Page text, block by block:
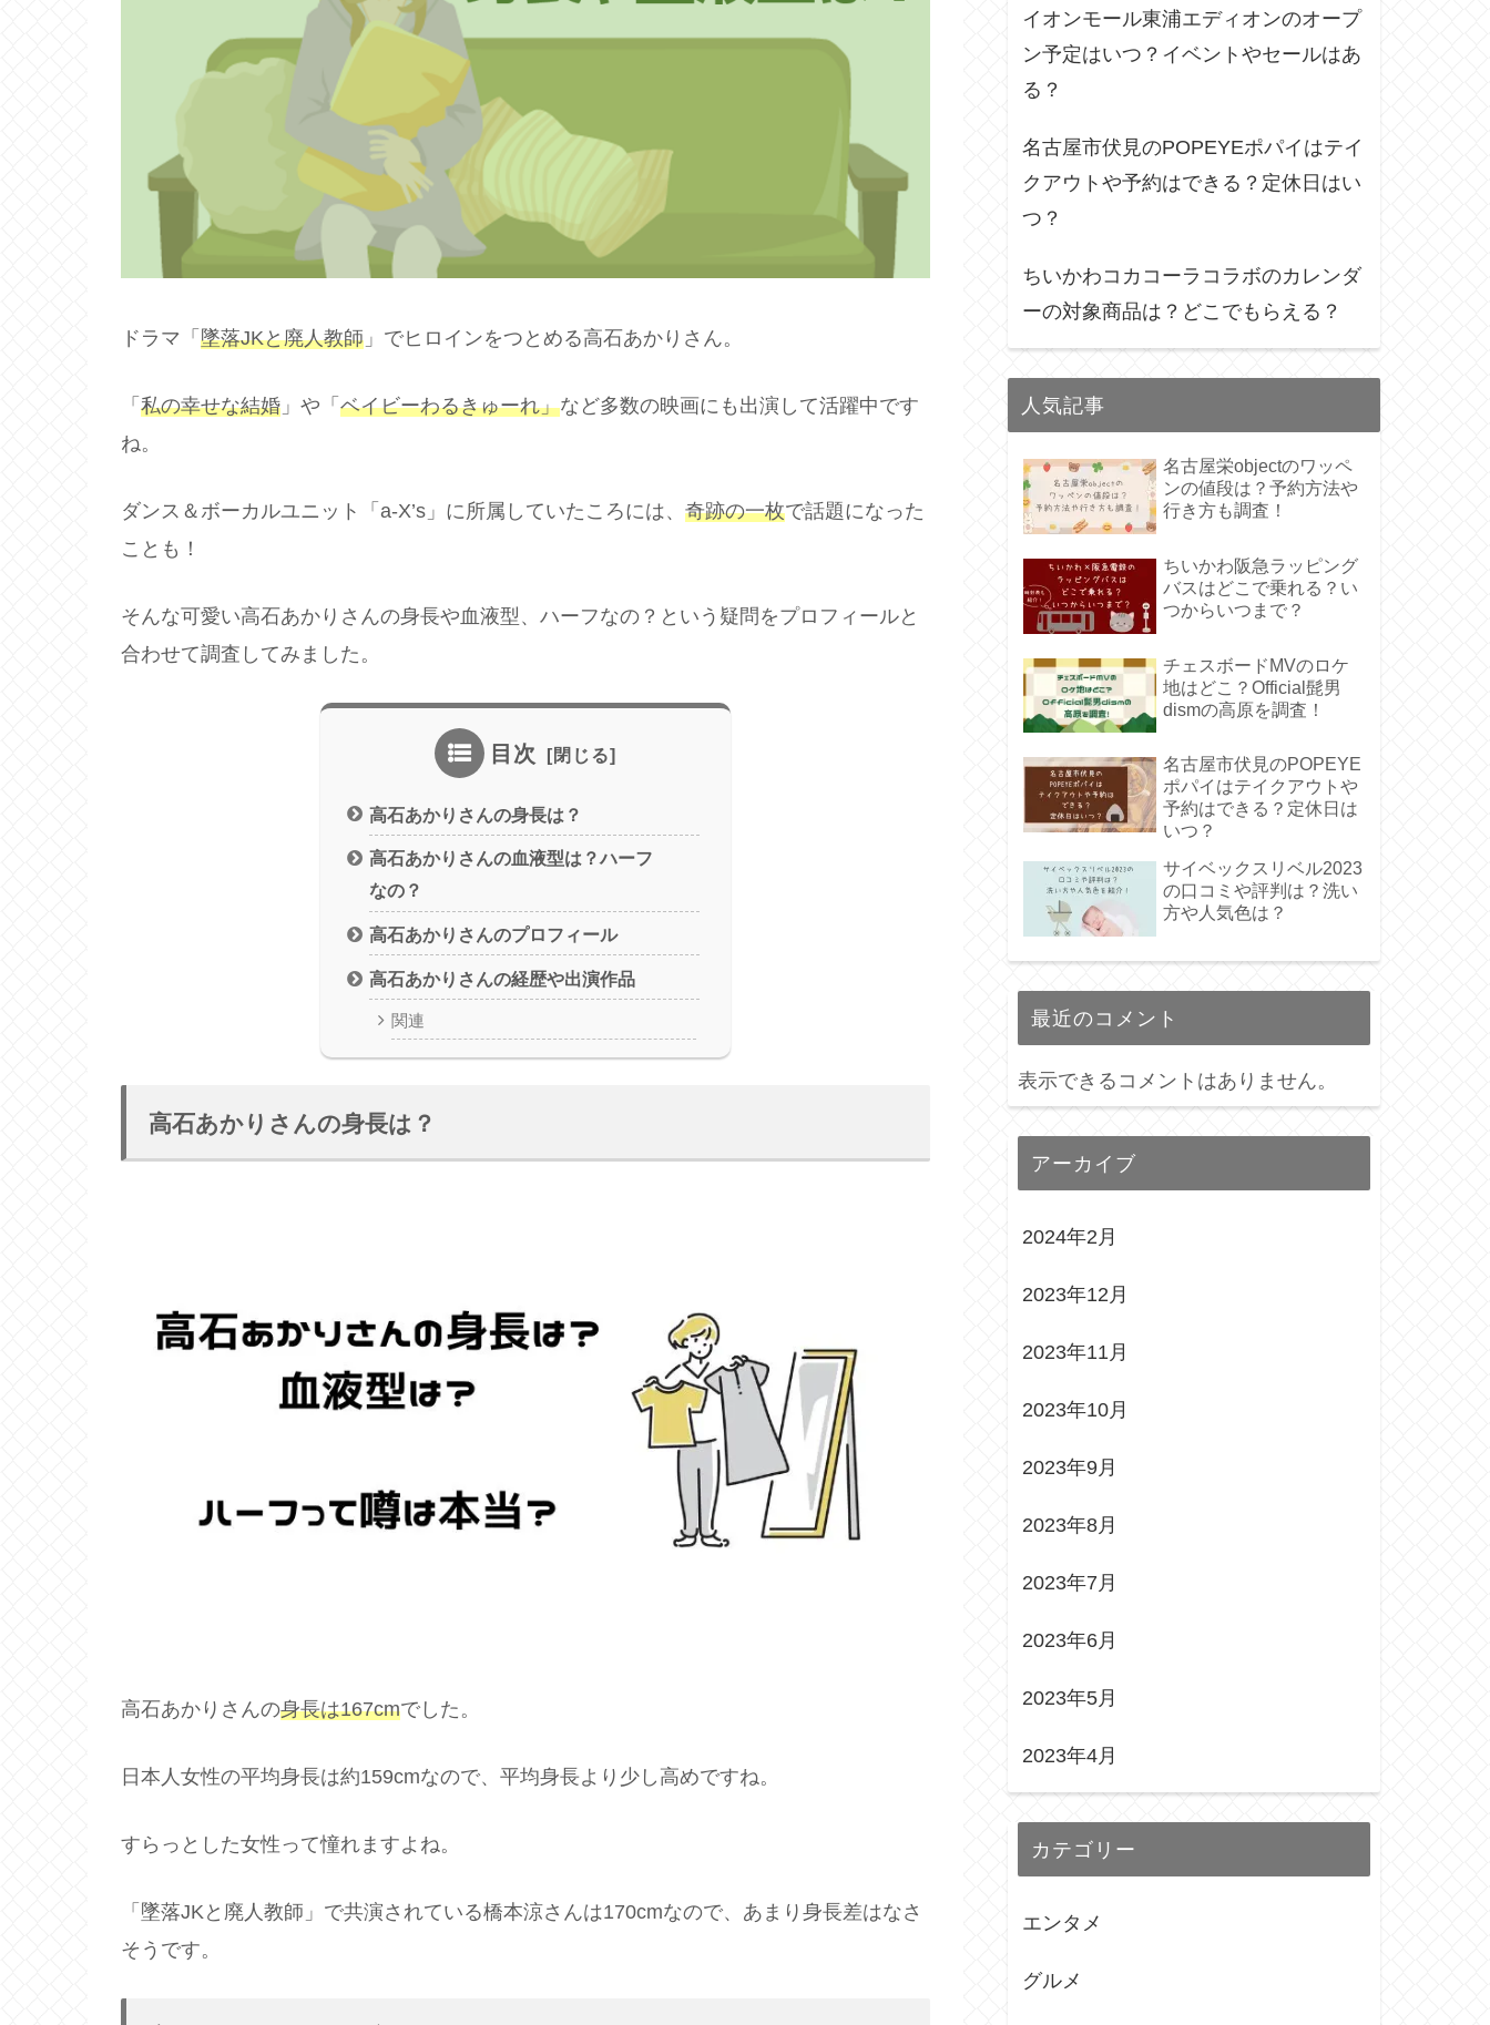
ドラマ「 墜落JKと廃人教師 」でヒロインをつとめる高石あかりさん。
「 私の幸せな結婚 」や「 ベイビーわるきゅーれ」など多数の映画にも出演して活躍中です
ね。
ダンス＆ボーカルユニット「a-X’s」に所属していたころには、 奇跡の一枚で話題になった
ことも！
そんな可愛い高石あかりさんの身長や血液型、ハーフなの？という疑問をプロフィールと
合わせて調査してみました。
目次
高石あかりさんの身長は？
高石あかりさんの血液型は？ハーフ
なの？
高石あかりさんのプロフィール
高石あかりさんの経歴や出演作品
関連
高石あかりさんの身長は？
高石あかりさんの身長は167cmでした。
日本人女性の平均身長は約159cmなので、平均身長より少し高めですね。
すらっとした女性って憧れますよね。
「墜落JKと廃人教師」で共演されている橋本涼さんは170cmなので、あまり身長差はなさ
そうです。
イオンモール東浦エディオンのオープ
ン予定はいつ？イベントやセールはあ
る？
名古屋市伏見のPOPEYEポパイはテイ
クアウトや予約はできる？定休日はい
つ？
ちいかわコカコーラコラボのカレンダ
ーの対象商品は？どこでもらえる？
人気記事
名古屋栄objectのワッペ
ンの値段は？予約方法や
行き方も調査！
ちいかわ阪急ラッピング
バスはどこで乗れる？い
つからいつまで？
チェスボードMVのロケ
地はどこ？Official髭男
dismの高原を調査！
名古屋市伏見のPOPEYE
ポパイはテイクアウトや
予約はできる？定休日は
いつ？
サイベックスリベル2023
の口コミや評判は？洗い
方や人気色は？
最近のコメント
表示できるコメントはありません。
アーカイブ
2024年2月
2023年12月
2023年11月
2023年10月
2023年9月
2023年8月
2023年7月
2023年6月
2023年5月
2023年4月
カテゴリー
エンタメ
グルメ